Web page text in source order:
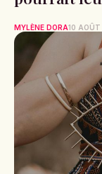
MYLÈNE DORA10